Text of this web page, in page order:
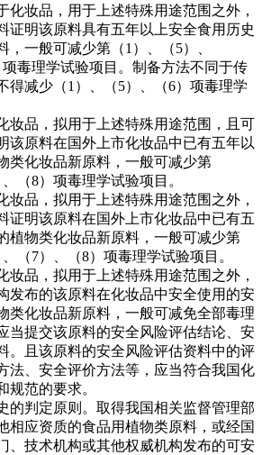
妆品，用于上述特殊用途范围之外，
证明该原料具有五年以上安全食用历史
，一般可减少第（1）、（5）、
项毒理学试验项目。制备方法不同于传
得减少（1）、（5）、（6）项毒理学
品，拟用于上述特殊用途范围，且可
该原料在国外上市化妆品中已有五年以
类化妆品新原料，一般可减少第
（8）项毒理学试验项目。
品，拟用于上述特殊用途范围之外，
证明该原料在国外上市化妆品中已有五
植物类化妆品新原料，一般可减少第
、（7）、（8）项毒理学试验项目。
品，拟用于上述特殊用途范围之外，
发布的该原料在化妆品中安全使用的安
类化妆品新原料，一般可减免全部毒理
当提交该原料的安全风险评估结论、安
。且该原料的安全风险评估资料中的评
法、安全评价方法等，应当符合我国化
规范的要求。
判定原则。取得我国相关监督管理部
相应资质的食品用植物类原料，或经国
、技术机构或其他权威机构发布的可安